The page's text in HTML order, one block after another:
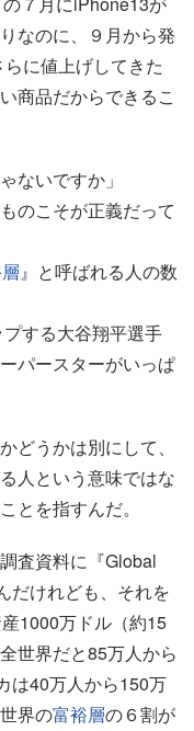
なのに、９月から発
に値上げしてきた
商品だからできるこ
ないですか」
のこそが正義だって
』と呼ばれる人の数
する大谷翔平選手
パースターがいっぱ
どうかは別にして、
人という意味ではな
とを指すんだ。
査資料に『Global
だけれども、それを
1000万ドル（約15
世界だと85万人から
は40万人から150万
界の富裕層の６割が